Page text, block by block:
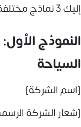
إليك 3 نماذج مختلفة يمكنك تكييفها حسب حاجتك.
النموذج
السياحة
[اسم الشركة]
[شعار الشركة